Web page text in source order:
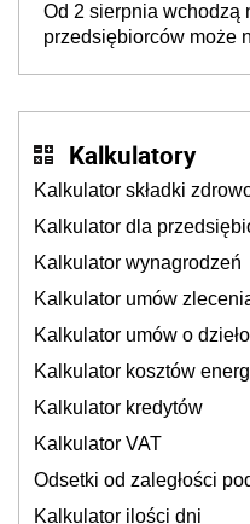
będzie
Od 2 sierpnia wchodzą
przedsiębiorców może
Kalkulatory
Kalkulator składki
Kalkulator dla
Kalkulator wynagrodzeń
Kalkulator umów
Kalkulator umów o dzieło
Kalkulator kosztów
Kalkulator kredytów
Kalkulator VAT
Odsetki od zaległości
Kalkulator ilości dni